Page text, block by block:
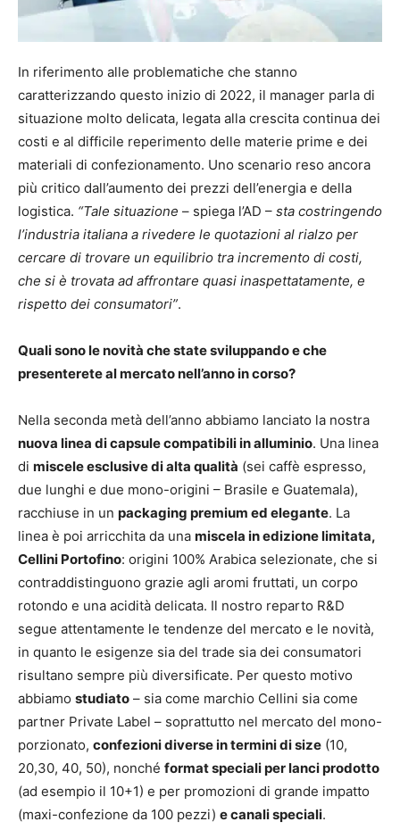
In riferimento alle problematiche che stanno
caratterizzando questo inizio di 2022, il manager parla di
situazione molto delicata, legata alla crescita continua dei
costi e al difficile reperimento delle materie prime e dei
materiali di confezionamento. Uno scenario reso ancora
più critico dall’aumento dei prezzi dell’energia e della
logistica. “Tale situazione – spiega l’AD – sta costringendo
l’industria italiana a rivedere le quotazioni al rialzo per
cercare di trovare un equilibrio tra incremento di costi,
che si è trovata ad affrontare quasi inaspettatamente, e
rispetto dei consumatori”.
Quali sono le novità che state sviluppando e che
presenterete al mercato nell’anno in corso?
Nella seconda metà dell’anno abbiamo lanciato la nostra
nuova linea di capsule compatibili in alluminio. Una linea
di miscele esclusive di alta qualità (sei caffè espresso,
due lunghi e due mono-origini – Brasile e Guatemala),
racchiuse in un packaging premium ed elegante. La
linea è poi arricchita da una miscela in edizione limitata,
Cellini Portofino: origini 100% Arabica selezionate, che si
contraddistinguono grazie agli aromi fruttati, un corpo
rotondo e una acidità delicata. Il nostro reparto R&D
segue attentamente le tendenze del mercato e le novità,
in quanto le esigenze sia del trade sia dei consumatori
risultano sempre più diversificate. Per questo motivo
abbiamo studiato – sia come marchio Cellini sia come
partner Private Label – soprattutto nel mercato del mono-
porzionato, confezioni diverse in termini di size (10,
20,30, 40, 50), nonché format speciali per lanci prodotto
(ad esempio il 10+1) e per promozioni di grande impatto
(maxi-confezione da 100 pezzi) e canali speciali.